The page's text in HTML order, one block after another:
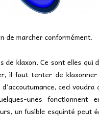
de marcher conformément.
klaxon. Ce sont elles qui
il faut tenter de
ceci
unes fonctionnent
un fusible esquinté peut